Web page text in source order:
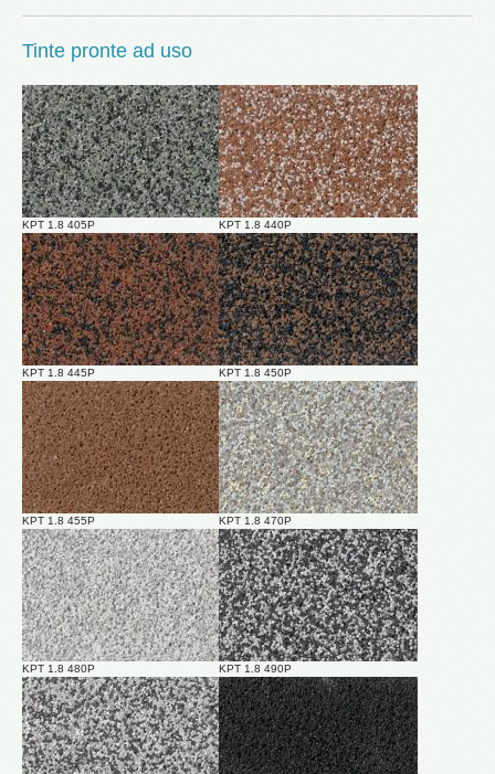
Tinte pronte ad uso
KPT 1.8 405P KPT 1.8 440P
KPT 1.8 445P KPT 1.8 450P
KPT 1.8 455P KPT 1.8 470P
KPT 1.8 480P KPT 1.8 490P